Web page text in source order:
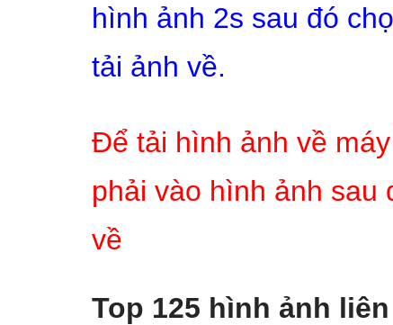
hình ảnh 2s sau đó
tải ảnh về.
Để tải hình ảnh về
phải vào hình ảnh sau
về
Top 125 hình ảnh